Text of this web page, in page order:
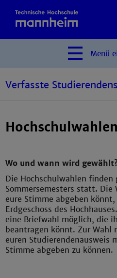
Menü
Verfasste
Hochschulwahlen
Wo und wann wird
Die Hochschulwahlen finden
Sommersemesters statt.
eure Stimme abgeben
Erdgeschoss des
eine Briefwahl möglich, die
beantragen könnt. Zur Wahl
euren Studierendenausweis
Stimme abgeben zu können.